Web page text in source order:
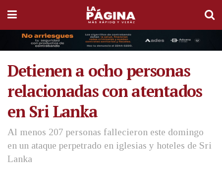
Detienen a ocho personas
relacionadas con atentados
en Sri Lanka
Al menos 207 personas fallecieron este domingo
en un ataque perpetrado en iglesias y hoteles de Sri
Lanka